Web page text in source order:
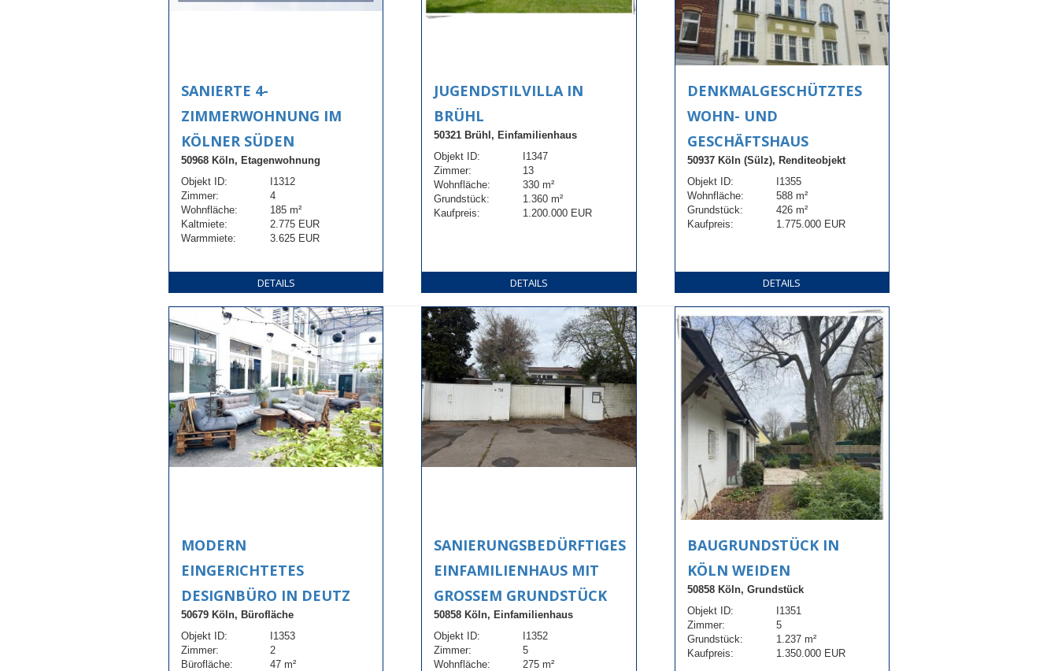
SANIERTE 4-
ZIMMERWOHNUNG IM
KÖLNER SÜDEN
50968 Köln, Etagenwohnung
Objekt ID:
I1312
Zimmer:
4
Wohnfläche:
185 m²
Kaltmiete:
2.775 EUR
Warmmiete:
3.625 EUR
DETAILS
JUGENDSTILVILLA IN
BRÜHL
50321 Brühl, Einfamilienhaus
Objekt ID:
I1347
Zimmer:
13
Wohnfläche:
330 m²
Grundstück:
1.360 m²
Kaufpreis:
1.200.000 EUR
DETAILS
DENKMALGESCHÜTZTES
WOHN- UND
GESCHÄFTSHAUS
50937 Köln (Sülz), Renditeobjekt
Objekt ID:
I1355
Wohnfläche:
588 m²
Grundstück:
426 m²
Kaufpreis:
1.775.000 EUR
DETAILS
MODERN
EINGERICHTETES
DESIGNBÜRO IN DEUTZ
50679 Köln, Bürofläche
Objekt ID:
I1353
Zimmer:
2
Bürofläche:
47 m²
SANIERUNGSBEDÜRFTIGES
EINFAMILIENHAUS MIT
GROSSEM GRUNDSTÜCK
50858 Köln, Einfamilienhaus
Objekt ID:
I1352
Zimmer:
5
Wohnfläche:
275 m²
BAUGRUNDSTÜCK IN
KÖLN WEIDEN
50858 Köln, Grundstück
Objekt ID:
I1351
Zimmer:
5
Grundstück:
1.237 m²
Kaufpreis:
1.350.000 EUR